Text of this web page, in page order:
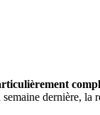
dernière, la